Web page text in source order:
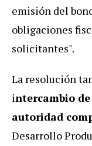
emisión del
obligaciones
solicitantes".
La resolución
intercambio
autoridad
Desarrollo